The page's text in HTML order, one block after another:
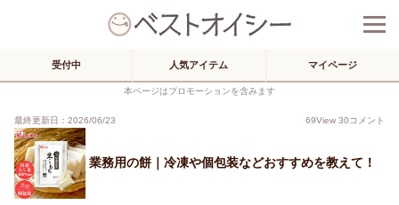
受付中 人気アイテム マイページ
本ページはプロモーションを含みます
最終更新日：2026/06/23 69View 30コメント
業務用の餅｜冷凍や個包装などおすすめを教えて！